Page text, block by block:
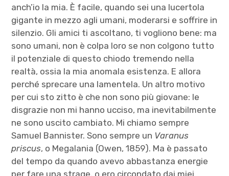
anch’io la mia. È facile, quando sei una lucertola
gigante in mezzo agli umani, moderarsi e soffrire in
silenzio. Gli amici ti ascoltano, ti vogliono bene: ma
sono umani, non è colpa loro se non colgono tutto
il potenziale di questo chiodo tremendo nella
realtà, ossia la mia anomala esistenza. E allora
perché sprecare una lamentela. Un altro motivo
per cui sto zitto è che non sono più giovane: le
disgrazie non mi hanno ucciso, ma inevitabilmente
ne sono uscito cambiato. Mi chiamo sempre
Samuel Bannister. Sono sempre un Varanus
priscus, o Megalania (Owen, 1859). Ma è passato
del tempo da quando avevo abbastanza energie
per fare una strage, o ero circondato dai miei